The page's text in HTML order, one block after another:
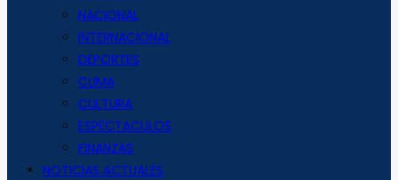
NACIONAL
INTERNACIONAL
DEPORTES
CLIMA
CULTURA
ESPECTACULOS
FINANZAS
NOTICIAS ACTUALES